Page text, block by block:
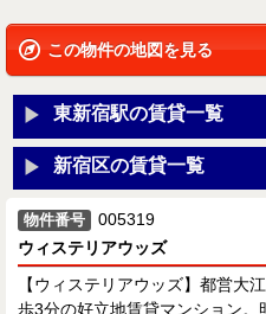
この物件の地図を見る
東新宿駅の賃貸一覧
新宿区の賃貸一覧
物件番号
005319
ウィステリアウッズ
【ウィステリアウッズ】都営大
歩3分の好立地賃貸マンション